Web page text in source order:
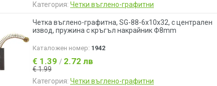
Категория: Четки въглено-графитни
Четка въглено-графитна, SG-88-6x10x32, с централен
извод, пружина с кръгъл накрайник Ф8mm
Каталожен номер: 1942
€ 1.39 / 2.72 лв
€ 1.99
Категория: Четки въглено-графитни